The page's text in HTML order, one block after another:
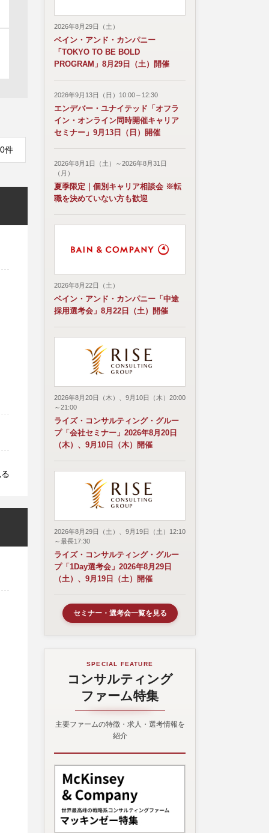
件
2026年8月29日（土）
ベイン・アンド・カンパニー
「TOKYO TO BE BOLD
PROGRAM」8月29日（土）開催
2026年9月13日（日）10:00～12:30
エンデバー・ユナイテッド「オフラ
イン・オンライン同時開催キャリア
セミナー」9月13日（日）開催
2026年8月1日（土）～2026年8月31日
（月）
夏季限定｜個別キャリア相談会 ※転
職を決めていない方も歓迎
2026年8月22日（土）
ベイン・アンド・カンパニー「中途
採用選考会」8月22日（土）開催
2026年8月20日（木）、9月10日（木）20:00
～21:00
ライズ・コンサルティング・グルー
プ「会社セミナー」2026年8月20日
（木）、9月10日（木）開催
2026年8月29日（土）、9月19日（土）12:10
～最長17:30
ライズ・コンサルティング・グルー
プ「1Day選考会」2026年8月29日
（土）、9月19日（土）開催
セミナー・選考会一覧を見る
SPECIAL FEATURE
コンサルティング
ファーム特集
主要ファームの特徴・求人・選考情報を
紹介